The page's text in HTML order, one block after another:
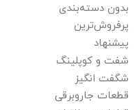
بدون دسته‌بندی
پرفروش‌ترین
پیشنهاد
شفت و کوپلینگ
شگفت انگیز
قطعات جاروبرقی